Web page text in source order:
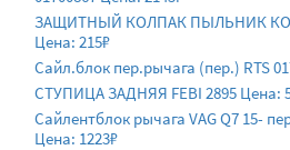
ЗАЩИТНЫЙ КОЛПАК ПЫЛЬНИК
Цена: 215₽
Сайл.блок пер.рычага (пер.) RTS
СТУПИЦА ЗАДНЯЯ FEBI 2895 Цена:
Сайлентблок рычага VAG Q7 15-
Цена: 1223₽